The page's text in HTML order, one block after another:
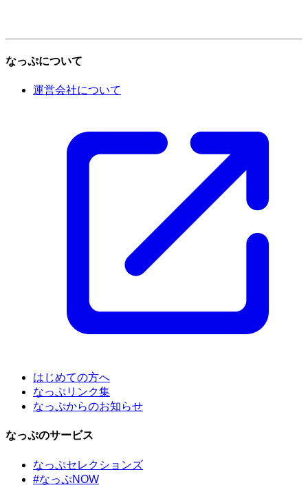
なっぷについて
運営会社について
はじめての方へ
なっぷリンク集
なっぷからのお知らせ
なっぷのサービス
なっぷセレクションズ
#なっぷNOW